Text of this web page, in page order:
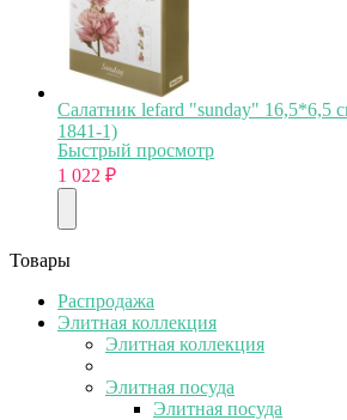
Салатник lefard "sunday" 16,5*6,5
1841-1)
Быстрый просмотр
1 022 ₽
Товары
Распродажа
Элитная коллекция
Элитная коллекция
Элитная посуда
Элитная посуда